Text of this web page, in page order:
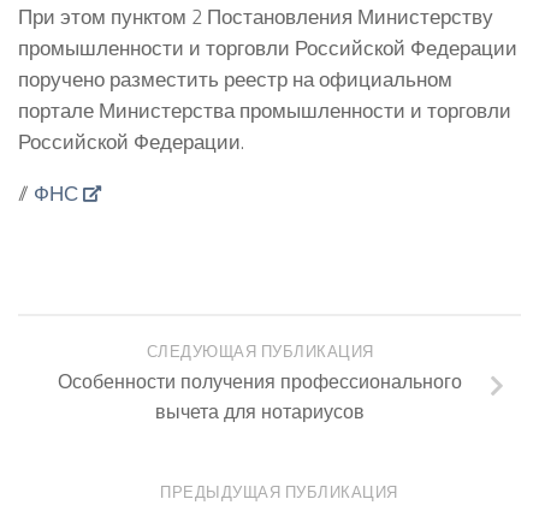
При этом пунктом 2 Постановления Министерству
промышленности и торговли Российской Федерации
поручено разместить реестр на официальном
портале Министерства промышленности и торговли
Российской Федерации.
// ФНС
СЛЕДУЮЩАЯ ПУБЛИКАЦИЯ
Особенности получения профессионального
вычета для нотариусов
ПРЕДЫДУЩАЯ ПУБЛИКАЦИЯ